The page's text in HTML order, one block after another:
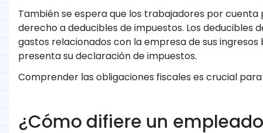
También se espera que los trabajadores por
derecho a deducibles de impuestos. Los
gastos relacionados con la empresa de sus
presenta su declaración de impuestos.
Comprender las obligaciones fiscales es crucial
¿Cómo difiere un